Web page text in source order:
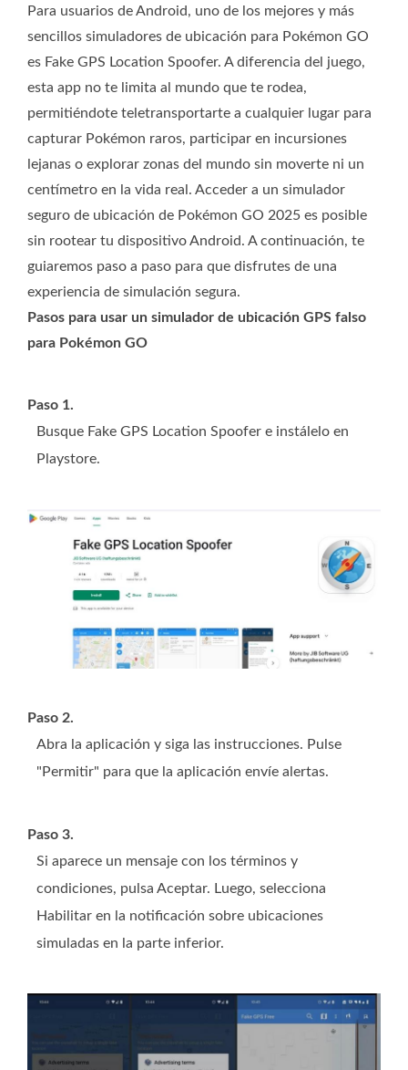
Para usuarios de Android, uno de los mejores y más
sencillos simuladores de ubicación para Pokémon GO
es Fake GPS Location Spoofer. A diferencia del juego,
esta app no ​​te limita al mundo que te rodea,
permitiéndote teletransportarte a cualquier lugar para
capturar Pokémon raros, participar en incursiones
lejanas o explorar zonas del mundo sin moverte ni un
centímetro en la vida real. Acceder a un simulador
seguro de ubicación de Pokémon GO 2025 es posible
sin rootear tu dispositivo Android. A continuación, te
guiaremos paso a paso para que disfrutes de una
experiencia de simulación segura.
Pasos para usar un simulador de ubicación GPS falso
para Pokémon GO
Paso 1.
Busque Fake GPS Location Spoofer e instálelo en
Playstore.
Paso 2.
Abra la aplicación y siga las instrucciones. Pulse
"Permitir" para que la aplicación envíe alertas.
Paso 3.
Si aparece un mensaje con los términos y
condiciones, pulsa Aceptar. Luego, selecciona
Habilitar en la notificación sobre ubicaciones
simuladas en la parte inferior.